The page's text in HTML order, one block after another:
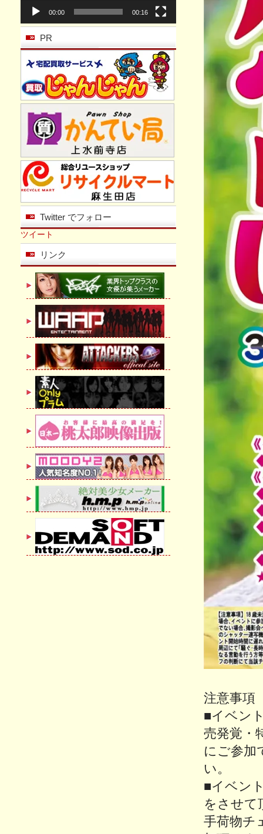
注意事項
■イベン
売発覚・
にご参加
い。
■イベン
をさせて
手荷物チ
00:00 00:16
PR
Twitter でフォロー
ツイート
リンク